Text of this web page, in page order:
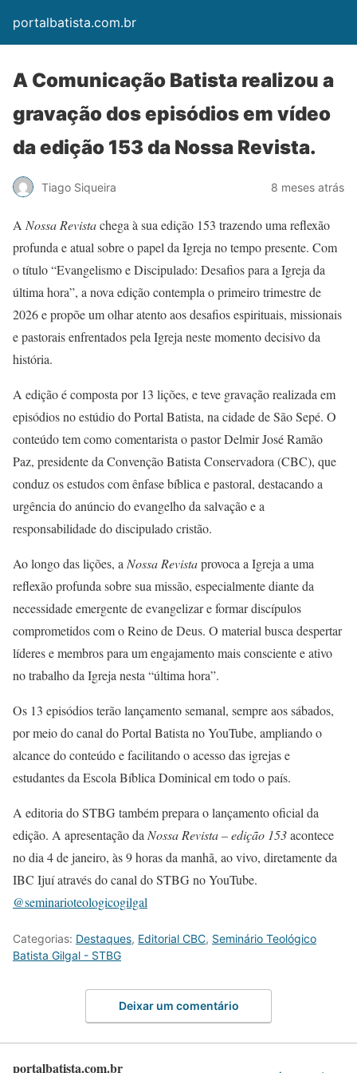
portalbatista.com.br
A Comunicação Batista realizou a
gravação dos episódios em vídeo
da edição 153 da Nossa Revista.
Tiago Siqueira 8 meses atrás
A Nossa Revistachega à sua edição 153 trazendo uma reflexão
profunda e atual sobre o papel da Igreja no tempo presente. Com
o título “Evangelismo e Discipulado: Desafios para a Igreja da
última hora”, a nova edição contempla o primeiro trimestre de
2026 e propõe um olhar atento aos desafios espirituais, missionais
e pastorais enfrentados pela Igreja neste momento decisivo da
história.
A edição é composta por 13 lições, e teve gravação realizada em
episódios no estúdio do Portal Batista, na cidade de São Sepé. O
conteúdo tem como comentarista o pastor Delmir José Ramão
Paz, presidente da Convenção Batista Conservadora (CBC), que
conduz os estudos com ênfase bíblica e pastoral, destacando a
urgência do anúncio do evangelho da salvação e a
responsabilidade do discipulado cristão.
Ao longo das lições, a Nossa Revistaprovoca a Igreja a uma
reflexão profunda sobre sua missão, especialmente diante da
necessidade emergente de evangelizar e formar discípulos
comprometidos com o Reino de Deus. O material busca despertar
líderes e membros para um engajamento mais consciente e ativo
no trabalho da Igreja nesta “última hora”.
Os 13 episódios terão lançamento semanal, sempre aos sábados,
por meio do canal do Portal Batista no YouTube, ampliando o
alcance do conteúdo e facilitando o acesso das igrejas e
estudantes da Escola Bíblica Dominical em todo o país.
A editoria do STBG também prepara o lançamento oficial da
edição. A apresentação da Nossa Revista – edição 153acontece
no dia 4 de janeiro, às 9 horas da manhã, ao vivo, diretamente da
IBC Ijuí através do canal do STBG no YouTube.
@seminarioteologicogilgal
Categorias: Destaques, Editorial CBC, Seminário Teológico
Batista Gilgal - STBG
Deixar um comentário
portalbatista.com.br